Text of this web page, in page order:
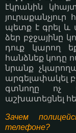
էկրանին
պետք է գրել և
ձեր բջջայինը
դուք կարող
հանձնեք կոդը
նրանք
արգելափակել
գտնողը ոչ
աշխատեցնել
Зачем
телефоне?